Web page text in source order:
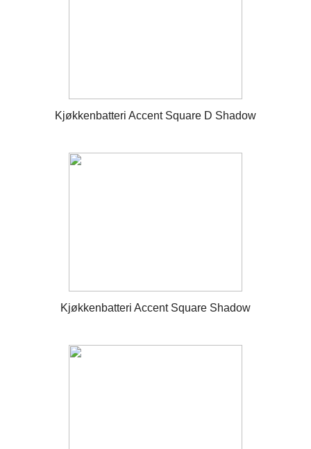
Kjøkkenbatteri Accent Square D Shadow
Kjøkkenbatteri Accent Square Shadow